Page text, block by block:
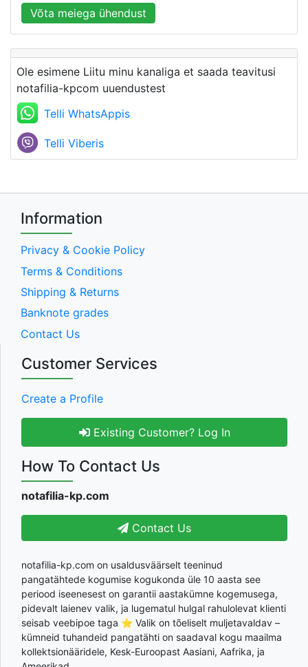
Võta meiega ühendust
Ole esimene Liitu minu kanaliga et saada teavitusi
notafilia-kpcom uuendustest
Telli WhatsAppis
Telli Viberis
Information
Privacy & Cookie Policy
Terms & Conditions
Shipping & Returns
Banknote grades
Contact Us
Customer Services
Create a Profile
Existing Customer? Log In
How To Contact Us
notafilia-kp.com
Contact Us
notafilia-kp.com on usaldusväärselt teeninud
pangatähtede kogumise kogukonda üle 10 aasta see
periood iseenesest on garantii aastakümne kogemusega,
pidevalt laienev valik, ja lugematul hulgal rahulolevat klienti
seisab veebipoe taga ⭐ Valik on tõeliselt muljetavaldav –
kümneid tuhandeid pangatähti on saadaval kogu maailma
kollektsionääridele, Kesk-Euroopast Aasiani, Aafrika, ja